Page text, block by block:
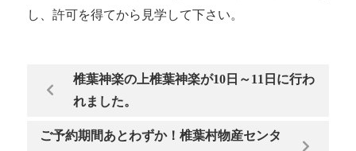
し、許可を得てから見学して下さい。
椎葉神楽の上椎葉神楽が10日～11日に行わ
れました。
ご予約期間あとわずか！椎葉村物産センタ